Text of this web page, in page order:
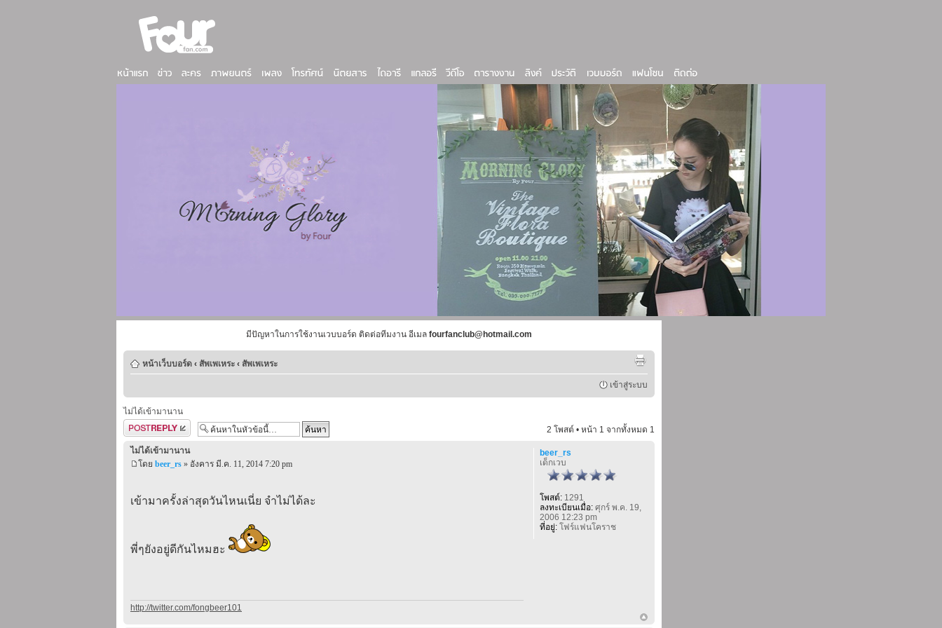
มีปัญหาในการใช้งานเวบบอร์ด ติดต่อทีมงาน อีเมล fourfanclub@hotmail.com
หน้าเว็บบอร์ด ‹ สัพเพเหระ ‹ สัพเพเหระ
เข้าสู่ระบบ
ไม่ได้เข้ามานาน
ตอบกระทู้
2 โพสต์ • หน้า 1 จากทั้งหมด 1
ไม่ได้เข้ามานาน
โดย beer_rs » อังคาร มี.ค. 11, 2014 7:20 pm
เข้ามาครั้งล่าสุดวันไหนเนี่ย จำไม่ได้ละ
พี่ๆยังอยู่ดีกันไหมฮะ
http://twitter.com/fongbeer101
beer_rs
เด็กเวบ
โพสต์:1291
ลงทะเบียนเมื่อ:ศุกร์ พ.ค. 19,
2006 12:23 pm
ที่อยู่:โฟร์แฟนโคราช